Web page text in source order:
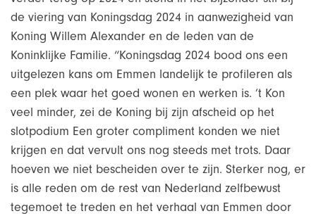
de viering van Koningsdag 2024 in aanwezigheid van
Koning Willem Alexander en de leden van de
Koninklijke Familie. “Koningsdag 2024 bood ons een
uitgelezen kans om Emmen landelijk te profileren als
een plek waar het goed wonen en werken is. ’t Kon
veel minder, zei de Koning bij zijn afscheid op het
slotpodium Een groter compliment konden we niet
krijgen en dat vervult ons nog steeds met trots. Daar
hoeven we niet bescheiden over te zijn. Sterker nog, er
is alle reden om de rest van Nederland zelfbewust
tegemoet te treden en het verhaal van Emmen door